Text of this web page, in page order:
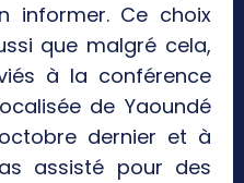
informer. Ce choix
que malgré cela,
à la conférence
de Yaoundé
dernier et à
assisté pour des